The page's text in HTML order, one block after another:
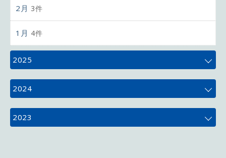
2月 3件
1月 4件
2025
12月
11月
2024
12月
2023